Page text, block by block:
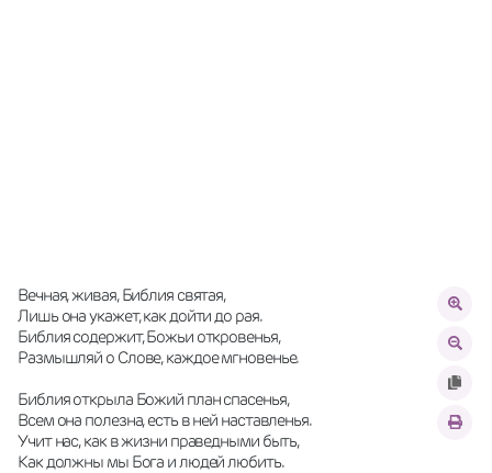
Вечная, живая, Библия святая,
Лишь она укажет, как дойти до рая.
Библия содержит, Божьи откровенья,
Размышляй о Слове, каждое мгновенье.
Библия открыла Божий план спасенья,
Всем она полезна, есть в ней наставленья.
Учит нас, как в жизни праведными быть,
Как должны мы Бога и людей любить.